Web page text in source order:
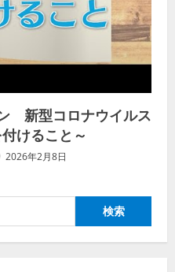
ン 新型コロナウイルス
けること～
2026年2月8日